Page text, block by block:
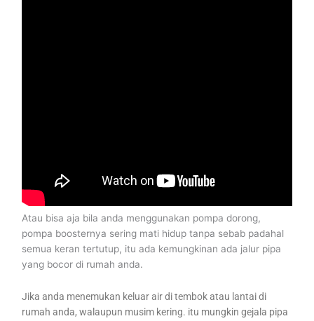
Atau bisa aja bila anda menggunakan pompa dorong,
pompa boosternya sering mati hidup tanpa sebab padahal
semua keran tertutup, itu ada kemungkinan ada jalur pipa
yang bocor di rumah anda.
Jika anda menemukan keluar air di tembok atau lantai di
rumah anda, walaupun musim kering. itu mungkin gejala pipa